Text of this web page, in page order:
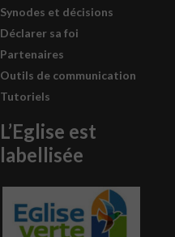
Synodes et décisions
Déclarer sa foi
Partenaires
Outils de communication
Tutoriels
L’Eglise est
labellisée